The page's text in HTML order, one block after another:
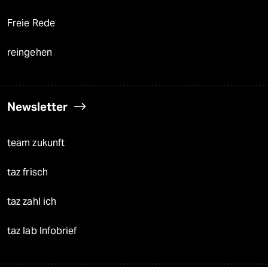
Freie Rede
reingehen
Newsletter
team zukunft
taz frisch
taz zahl ich
taz lab Infobrief